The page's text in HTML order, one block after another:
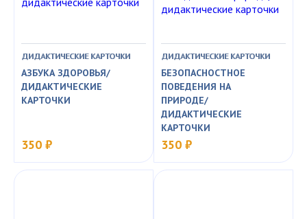
ДИДАКТИЧЕСКИЕ КАРТОЧКИ
АЗБУКА ЗДОРОВЬЯ/
ДИДАКТИЧЕСКИЕ
КАРТОЧКИ
350 ₽
ДИДАКТИЧЕСКИЕ КАРТОЧКИ
БЕЗОПАСНОСТНОЕ
ПОВЕДЕНИЯ НА
ПРИРОДЕ/
ДИДАКТИЧЕСКИЕ
КАРТОЧКИ
350 ₽